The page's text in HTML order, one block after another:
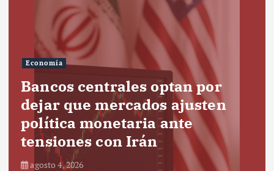
Economía
Bancos centrales optan por
dejar que mercados ajusten
política monetaria ante
tensiones con Irán
agosto 4, 2026